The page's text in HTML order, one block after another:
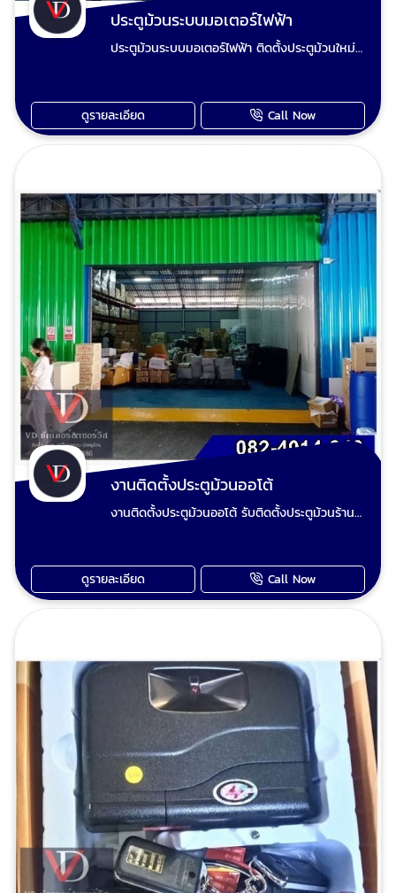
รื้อประตูม้วนเก่าผุงพังเสียหาย และเปลี่ยนเป็นประตู
ม้วนใหม่ ขายอะไหล่ประตูม้วน ขายรีโมทประตูม้วน
ทุกชนิด ติดต่อเราเพื่อปรึกษาและรับบริการซ่อม
หาบริการ รับซ่อมประตูม้วน บางบอน ที่รวดเร็ว เชื่อ
ถือได้ และมีคุณภาพ ติดต่อเราได้ทันที ทีมช่างผู้
เชี่ยวชาญของเราพร้อมให้บริการและแก้ไขปัญหา
0824014848 ช่างวี Line : 0824014848 เพจ ร้าน
วีดี ชัตเตอร์ประตูม้วน
ประตูม้วนระบบมอเตอร์ไฟฟ้า
ประตูม้วนระบบมอเตอร์ไฟฟ้า ติดตั้งประตูม้วนใหม่
ชัตเตอร์ งานยากงานไกล งานใหญ่งานเล็ก ทีมงาน
ช่างวี เต็มใจให้บริการเก็บงานเรียบร้อย ไม่มั่วไม่ชุ่ย
ไม่ฟันไม่แพง รับประกันคุณภาพทุกผลงาน ประตู
ระบบและรับปรับปรุงประตูเหล็กม้วนเดิมทำสีใหม่
ตามชอบ รับรื้อประตูม้วนเก่าผุงพังเสียหาย และ
เปลี่ยนเป็นประตูม้วนใหม่ ขายอะไหล่ประตูม้วน ขาย
รีโมทประตูม้วน อะไหล่ประตูม้วน ทุกชนิด นัดช่าง
ประตูม้วนวัดหน้างาน ตีราคา โทร
: 0824014848 ช่างวี Line : 0824014848 เพจ
ร้านวีดี ชัตเตอร์ประตูม้วน
ดูรายละเอียด Call Now
งานติดตั้งประตูม้วนออโต้
งานติดตั้งประตูม้วนออโต้ รับติดตั้งประตูม้วนร้าน
ประตูม้วนโกดัง-คลังสินค้า ใช้ประตูเหล็กม้วน
คุณภาพดี งานติดตั้งประณีตเรียบร้อยสวยเนียน
รูดประตูขึ้นลงลื่นเบาแรง ช่างเป็นงาน ทำงานไว
หน้างาน ตีราคา โทร : 0824014848 ช่างวี Line
: 0824014848 เพจร้านวีดี ชัตเตอร์ประตูม้วน
ดูรายละเอียด Call Now